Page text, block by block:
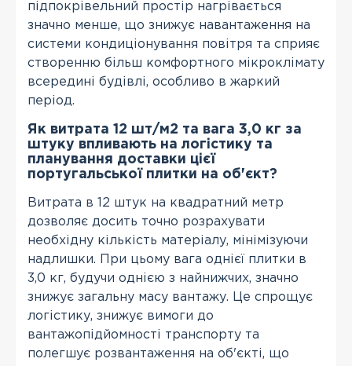
підпокрівельний простір нагрівається
значно менше, що знижує навантаження на
системи кондиціонування повітря та сприяє
створенню більш комфортного мікроклімату
всередині будівлі, особливо в жаркий
період.
Як витрата 12 шт/м2 та вага 3,0 кг за
штуку впливають на логістику та
планування доставки цієї
португальської плитки на об'єкт?
Витрата в 12 штук на квадратний метр
дозволяє досить точно розрахувати
необхідну кількість матеріалу, мінімізуючи
надлишки. При цьому вага однієї плитки в
3,0 кг, будучи однією з найнижчих, значно
знижує загальну масу вантажу. Це спрощує
логістику, знижує вимоги до
вантажопідйомності транспорту та
полегшує розвантаження на об'єкті, що